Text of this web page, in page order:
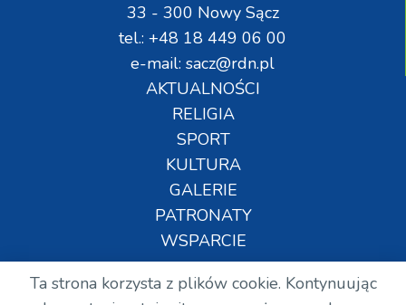
33 - 300 Nowy Sącz
tel.: +48 18 449 06 00
e-mail: sacz@rdn.pl
AKTUALNOŚCI
RELIGIA
SPORT
KULTURA
GALERIE
PATRONATY
WSPARCIE
Ta strona korzysta z plików cookie. Kontynuując